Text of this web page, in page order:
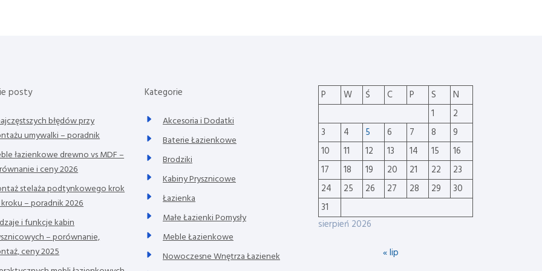
posty
błędów przy
umywalki – poradnik
łazienkowe drewno vs MDF –
i ceny 2026
stelaża podtynkowego krok
– poradnik 2026
i funkcje kabin
– porównanie,
ceny 2025
Kategorie
Akcesoria i Dodatki
Baterie Łazienkowe
Brodziki
Kabiny Prysznicowe
Łazienka
Małe Łazienki Pomysły
Meble Łazienkowe
Nowoczesne Wnętrza Łazienek
sierpień 2026
P W Ś C P S
N
1
2
3
4 5 6 7 8
9
10
11 12 13 14 15
16
17
18 19 20 21 22
23
24
25 26 27 28 29
30
31
« lip